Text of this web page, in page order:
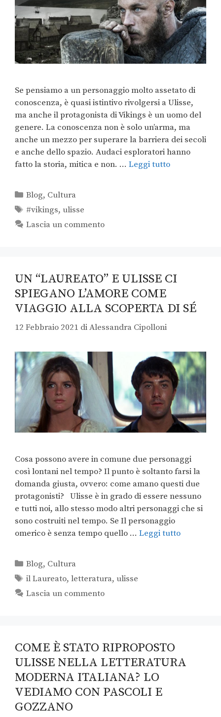
Se pensiamo a un personaggio molto assetato di
conoscenza, è quasi istintivo rivolgersi a Ulisse,
ma anche il protagonista di Vikings è un uomo del
genere. La conoscenza non è solo un’arma, ma
anche un mezzo per superare la barriera dei secoli
e anche dello spazio. Audaci esploratori hanno
fatto la storia, mitica e non. … Leggi tutto
Blog, Cultura
#vikings, ulisse
Lascia un commento
UN “LAUREATO” E ULISSE CI
SPIEGANO L’AMORE COME
VIAGGIO ALLA SCOPERTA DI SÉ
12 Febbraio 2021 diAlessandra Cipolloni
Cosa possono avere in comune due personaggi
così lontani nel tempo? Il punto è soltanto farsi la
domanda giusta, ovvero: come amano questi due
protagonisti? Ulisse è in grado di essere nessuno
e tutti noi, allo stesso modo altri personaggi che si
sono costruiti nel tempo. Se Il personaggio
omerico è senza tempo quello … Leggi tutto
Blog, Cultura
il Laureato,letteratura, ulisse
Lascia un commento
COME È STATO RIPROPOSTO
ULISSE NELLA LETTERATURA
MODERNA ITALIANA? LO
VEDIAMO CON PASCOLI E
GOZZANO